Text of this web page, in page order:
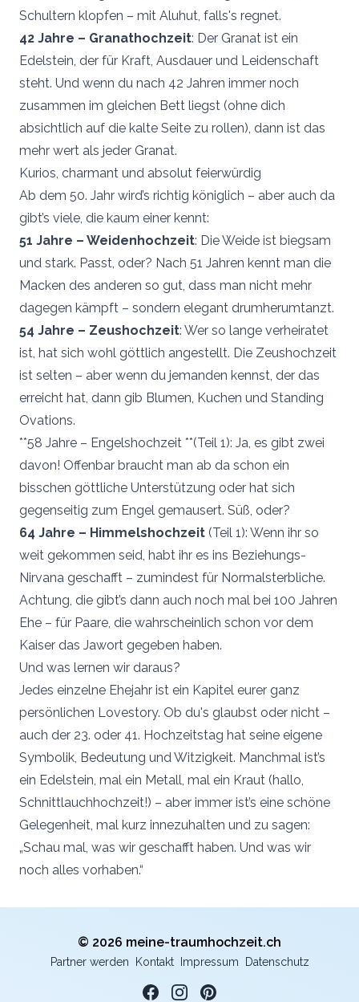
Schultern klopfen – mit Aluhut, falls's regnet.
42 Jahre – Granathochzeit: Der Granat ist ein
Edelstein, der für Kraft, Ausdauer und Leidenschaft
steht. Und wenn du nach 42 Jahren immer noch
zusammen im gleichen Bett liegst (ohne dich
absichtlich auf die kalte Seite zu rollen), dann ist das
mehr wert als jeder Granat.
Kurios, charmant und absolut feierwürdig
Ab dem 50. Jahr wird’s richtig königlich – aber auch da
gibt’s viele, die kaum einer kennt:
51 Jahre – Weidenhochzeit: Die Weide ist biegsam
und stark. Passt, oder? Nach 51 Jahren kennt man die
Macken des anderen so gut, dass man nicht mehr
dagegen kämpft – sondern elegant drumherumtanzt.
54 Jahre – Zeushochzeit: Wer so lange verheiratet
ist, hat sich wohl göttlich angestellt. Die Zeushochzeit
ist selten – aber wenn du jemanden kennst, der das
erreicht hat, dann gib Blumen, Kuchen und Standing
Ovations.
**58 Jahre – Engelshochzeit **(Teil 1): Ja, es gibt zwei
davon! Offenbar braucht man ab da schon ein
bisschen göttliche Unterstützung oder hat sich
gegenseitig zum Engel gemausert. Süß, oder?
64 Jahre – Himmelshochzeit (Teil 1): Wenn ihr so
weit gekommen seid, habt ihr es ins Beziehungs-
Nirvana geschafft – zumindest für Normalsterbliche.
Achtung, die gibt’s dann auch noch mal bei 100 Jahren
Ehe – für Paare, die wahrscheinlich schon vor dem
Kaiser das Jawort gegeben haben.
Und was lernen wir daraus?
Jedes einzelne Ehejahr ist ein Kapitel eurer ganz
persönlichen Lovestory. Ob du's glaubst oder nicht –
auch der 23. oder 41. Hochzeitstag hat seine eigene
Symbolik, Bedeutung und Witzigkeit. Manchmal ist’s
ein Edelstein, mal ein Metall, mal ein Kraut (hallo,
Schnittlauchhochzeit!) – aber immer ist’s eine schöne
Gelegenheit, mal kurz innezuhalten und zu sagen:
„Schau mal, was wir geschafft haben. Und was wir
noch alles vorhaben.“
© 2026 meine-traumhochzeit.ch
Partner werden Kontakt Impressum Datenschutz